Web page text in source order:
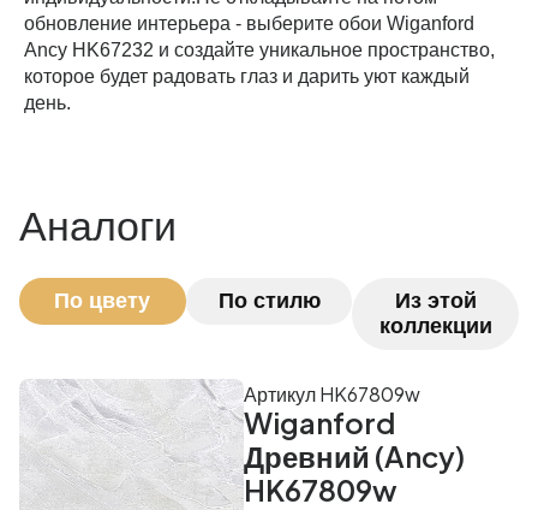
обновление интерьера - выберите обои Wiganford
Ancy HK67232 и создайте уникальное пространство,
которое будет радовать глаз и дарить уют каждый
день.
Аналоги
По цвету По стилю
Из этой
коллекции
Wiganford
Древний (Ancy)
HK67809w
Артикул HK67809w